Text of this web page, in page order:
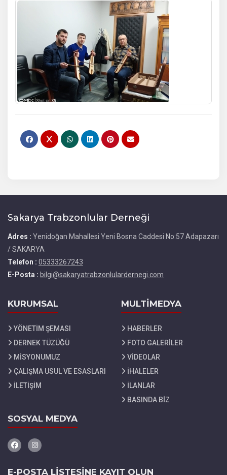
Sakarya Trabzonlular Derneği
Adres : Yenidoğan Mahallesi Yeni Bosna Caddesi No:57 Adapazarı
/ SAKARYA
Telefon : 05333267243
E-Posta : bilgi@sakaryatrabzonlulardernegi.com
KURUMSAL
YÖNETİM ŞEMASI
DERNEK TÜZÜĞÜ
MİSYONUMUZ
ÇALIŞMA USUL VE ESASLARI
İLETİŞİM
MULTİMEDYA
HABERLER
FOTO GALERİLER
VİDEOLAR
İHALELER
İLANLAR
BASINDA BİZ
SOSYAL MEDYA
E-POSTA LİSTESİNE KAYIT OLUN